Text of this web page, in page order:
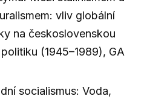
vliv globální
na československou
(1945–1989), GA
socialismus: Voda,